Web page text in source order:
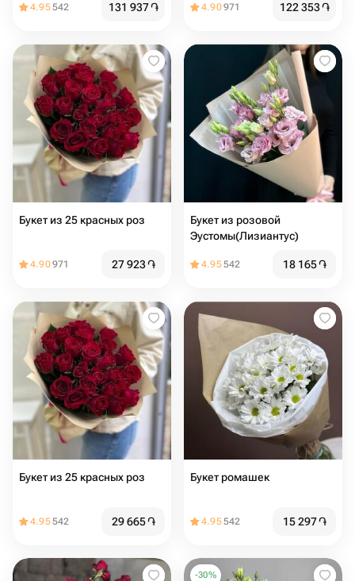
4.95542 131 937֏ 4.90971 122 353֏
Букет из 25 красных роз
4.90971 27 923֏
Букет из розовой
Эустомы(Лизиантус)
4.95542 18 165֏
Букет из 25 красных роз
4.95542 29 665֏
Букет ромашек
4.95542 15 297֏
-30%